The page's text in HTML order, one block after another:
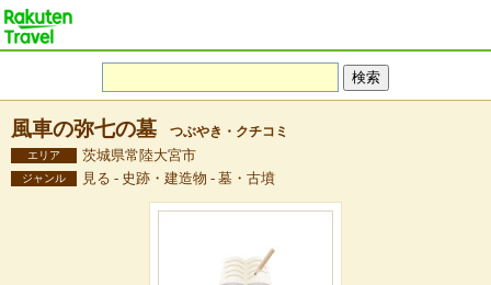
風車の弥七の墓 つぶやき・クチコミ
エリア 茨城県常陸大宮市
ジャンル 見る - 史跡・建造物 - 墓・古墳